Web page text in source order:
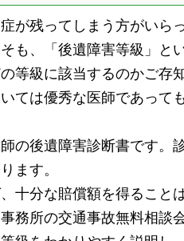
残ってしまう方がいら
も、「後遺障害等級」と
等級に該当するのかご存
ては優秀な医師であって
の後遺障害診断書です。
ます。
分な賠償額を得ること
務所の交通事故無料相談